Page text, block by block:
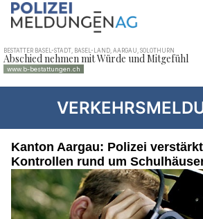
Kanton Aargau: Polizei
Kontrollen rund um